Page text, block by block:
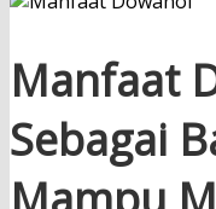
Manfaat
Sebagai